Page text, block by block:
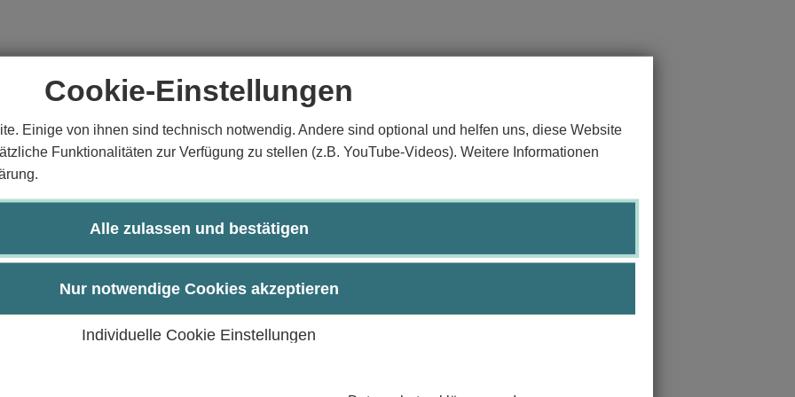
Cookie-Einstellungen
Einige von ihnen sind technisch notwendig. Andere sind optional und helfen uns, diese Website
Funktionalitäten zur Verfügung zu stellen (z.B. YouTube-Videos). Weitere Informationen
Alle zulassen und bestätigen
Nur notwendige Cookies akzeptieren
Individuelle Cookie Einstellungen
belebter Materie auswählen und anwenden